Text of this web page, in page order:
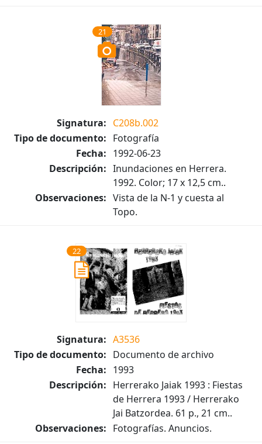
21
Signatura: C208b.002
Tipo de documento: Fotografía
Fecha: 1992-06-23
Descripción: Inundaciones en Herrera.
1992. Color; 17 x 12,5 cm..
Observaciones: Vista de la N-1 y cuesta al
Topo.
22
Signatura: A3536
Tipo de documento: Documento de archivo
Fecha: 1993
Descripción: Herrerako Jaiak 1993 : Fiestas
de Herrera 1993 / Herrerako
Jai Batzordea. 61 p., 21 cm..
Observaciones: Fotografías. Anuncios.